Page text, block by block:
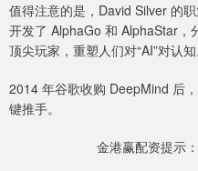
值得注意的是，David Silver 的
开发了 AlphaGo 和 AlphaStar，
顶尖玩家，重塑人们对“AI”对认知
2014 年谷歌收购 DeepMind 后
键推手。
金港赢配资提示